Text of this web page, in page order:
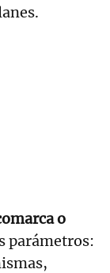
o
parámetros: